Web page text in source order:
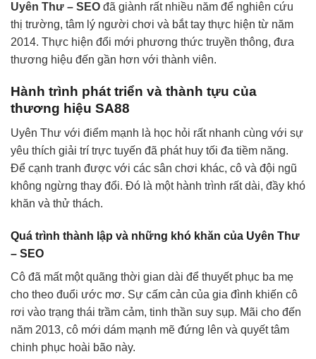
Uyên Thư – SEO đã giành rất nhiều năm để nghiên cứu
thị trường, tâm lý người chơi và bắt tay thực hiện từ năm
2014. Thực hiện đổi mới phương thức truyền thông, đưa
thương hiệu đến gần hơn với thành viên.
Hành trình phát triển và thành tựu của
thương hiệu SA88
Uyên Thư với điểm mạnh là học hỏi rất nhanh cùng với sự
yêu thích giải trí trực tuyến đã phát huy tối đa tiềm năng.
Để cạnh tranh được với các sân chơi khác, cô và đội ngũ
không ngừng thay đổi. Đó là một hành trình rất dài, đầy khó
khăn và thử thách.
Quá trình thành lập và những khó khăn của Uyên Thư
– SEO
Cô đã mất một quãng thời gian dài để thuyết phục ba mẹ
cho theo đuổi ước mơ. Sự cấm cản của gia đình khiến cô
rơi vào trạng thái trầm cảm, tinh thần suy sụp. Mãi cho đến
năm 2013, cô mới dám mạnh mẽ đứng lên và quyết tâm
chinh phục hoài bão này.